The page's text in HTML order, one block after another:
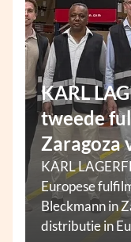
KARL
tweede
Zaragoza
KARL
Europese
Bleckmann in
distributie in